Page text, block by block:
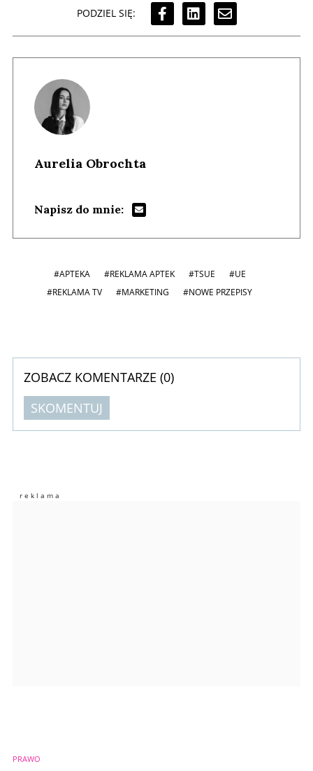
PODZIEL SIĘ:
Aurelia Obrochta
Napisz do mnie:
#APTEKA #REKLAMA APTEK #TSUE
#UE
#REKLAMA TV
#MARKETING #NOWE PRZEPISY
ZOBACZ KOMENTARZE (0)
SKOMENTUJ
Imię (Wymagane)
PRAWO